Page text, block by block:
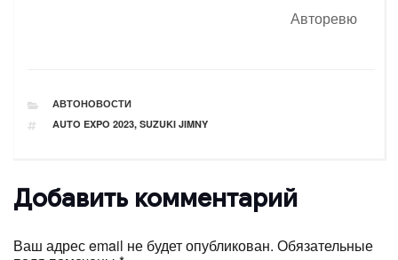
Авторевю
РУБРИКИ
АВТОНОВОСТИ
ТЕГИ
AUTO EXPO 2023, SUZUKI JIMNY
Добавить комментарий
Ваш адрес email не будет опубликован. Обязательные